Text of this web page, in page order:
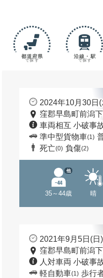
都道府県
で探す
沿線・駅
で探す
2024年10月30日
窪郡早島町前潟
車両相互 小破事
準中型貨物車(1)
死亡(0) 負傷(2)
35～44歳
他
晴
2021年9月5日(日
窪郡早島町前潟
人対車両 小破事
軽自動車(1) 歩行